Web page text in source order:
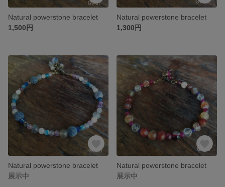
Natural powerstone bracelet
1,500円
Natural powerstone bracelet
1,300円
Natural powerstone bracelet
展示中
Natural powerstone bracelet
展示中